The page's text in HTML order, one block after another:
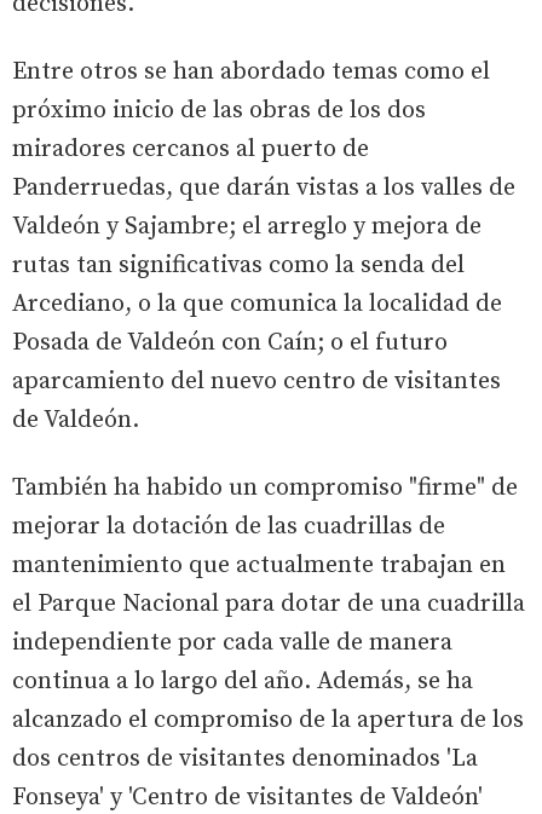
Entre otros se han abordado temas como el
próximo inicio de las obras de los dos
miradores cercanos al puerto de
Panderruedas, que darán vistas a los valles de
Valdeón y Sajambre; el arreglo y mejora de
rutas tan significativas como la senda del
Arcediano, o la que comunica la localidad de
Posada de Valdeón con Caín; o el futuro
aparcamiento del nuevo centro de visitantes
de Valdeón.
También ha habido un compromiso "firme" de
mejorar la dotación de las cuadrillas de
mantenimiento que actualmente trabajan en
el Parque Nacional para dotar de una cuadrilla
independiente por cada valle de manera
continua a lo largo del año. Además, se ha
alcanzado el compromiso de la apertura de los
dos centros de visitantes denominados 'La
Fonseya' y 'Centro de visitantes de Valdeón'